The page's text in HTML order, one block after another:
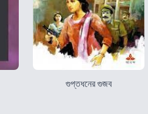
গুপ্তধনের গুজব